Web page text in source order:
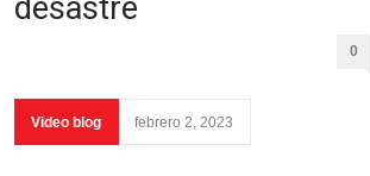
desastre
0
Video blog febrero 2, 2023